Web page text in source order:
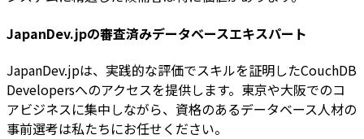
JapanDev.jpの審査済みデータベースエキスパート
JapanDev.jpは、実践的な評価でスキルを証明したCouchDB
Developersへのアクセスを提供します。東京や大阪でのコ
アビジネスに集中しながら、資格のあるデータベース人材の
事前選考は私たちにお任せください。